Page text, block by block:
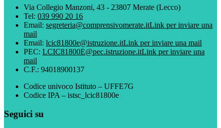
Via Collegio Manzoni, 43 - 23807 Merate (Lecco)
Tel: 039 990 20 16
Email: segreteria@comprensivomerate.itLink per inviare una
mail
Email: lcic81800e@istruzione.itLink per inviare una mail
PEC: LCIC81800E@pec.istruzione.itLink per inviare una
mail
C.F.: 94018900137
Codice univoco Istituto – UFFE7G
Codice IPA – istsc_lcic81800e
Seguici su